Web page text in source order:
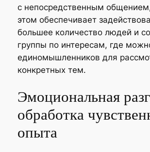
с непосредственным
этом обеспечивает
большее количество людей и
группы по интересам, где
единомышленников для
конкретных тем.
Эмоциональная
обработка
опыта